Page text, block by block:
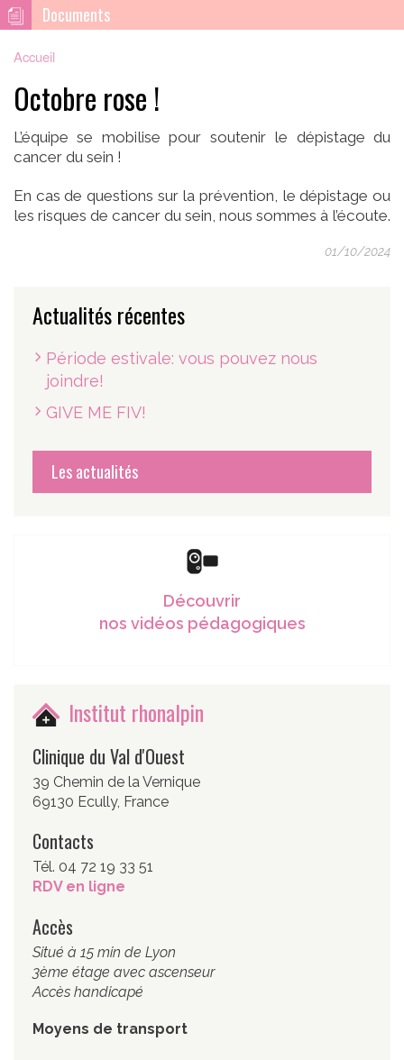
Documents
Accueil
Octobre rose !
L’équipe se mobilise pour soutenir le dépistage du
cancer du sein !
En cas de questions sur la prévention, le dépistage ou
les risques de cancer du sein, nous sommes à l’écoute.
01/10/2024
Actualités récentes
Période estivale: vous pouvez nous
joindre!
GIVE ME FIV!
Les actualités
Découvrir
nos vidéos pédagogiques
Institut rhonalpin
Clinique du Val d'Ouest
39 Chemin de la Vernique
69130 Ecully, France
Contacts
Tél. 04 72 19 33 51
RDV en ligne
Accès
Situé à 15 min de Lyon
3ème étage avec ascenseur
Accès handicapé
Moyens de transport